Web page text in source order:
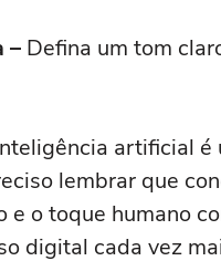
– Defina um tom
artificial
lembrar que
e o toque humano
digital cada vez